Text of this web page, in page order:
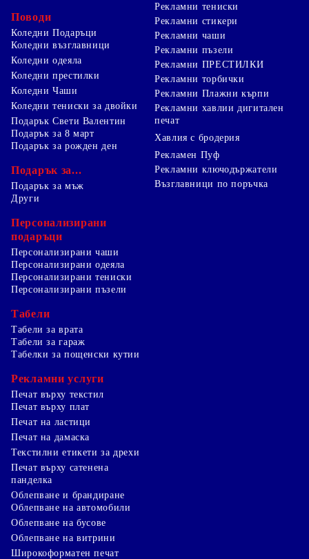
Поводи
Коледни Подаръци
Коледни възглавници
Коледни одеяла
Коледни престилки
Коледни Чаши
Коледни тениски за двойки
Подарък Свети Валентин
Подарък за 8 март
Подарък за рожден ден
Подарък за...
Подарък за мъж
Рекламни тениски
Рекламни стикери
Рекламни чаши
Рекламни пъзели
Рекламни ПРЕСТИЛКИ
Рекламни торбички
Рекламни Плажни кърпи
Рекламни хавлии дигитален
печат
Хавлия с бродерия
Рекламен Пуф
Рекламни ключодържатели
Възглавници по поръчка
Други
Персонализирани
подаръци
Персонализирани чаши
Персонализирани одеяла
Персонализирани тениски
Персонализирани пъзели
Табели
Табели за врата
Табели за гараж
Табелки за пощенски кутии
Рекламни услуги
Печат върху текстил
Печат върху плат
Печат на ластици
Печат на дамаска
Текстилни етикети за дрехи
Печат върху сатенена
панделка
Облепване и брандиране
Облепване на автомобили
Облепване на бусове
Облепване на витрини
Широкоформатен печат